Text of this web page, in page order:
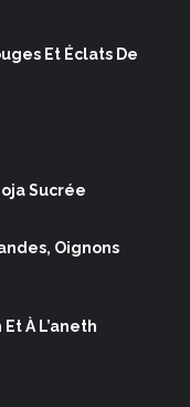
Et Éclats De
Sucrée
Oignons
À L’aneth